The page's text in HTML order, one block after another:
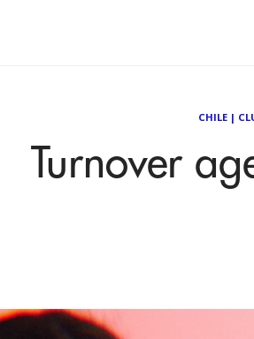
CHILE |
Turnover